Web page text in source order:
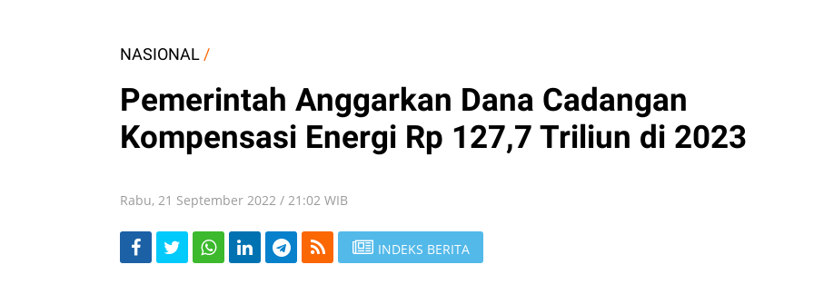
NASIONAL /
Pemerintah Anggarkan Dana Cadangan
Kompensasi Energi Rp 127,7 Triliun di 2023
Rabu, 21 September 2022 / 21:02 WIB
INDEKS BERITA